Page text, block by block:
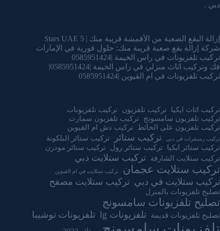
دبي .
إزالة البقع الصعبة من الأقمشة قريبة منك | 5 Stars UAE
شركة إزالة بقع صعبة قريبة منك: حلول فورية في الإمارات
تركيب تلفزيونات في راس الخيمة |0585951424
فك وتركيب اثاث منزلي في راس الخيمة |0585951424|
تركيب تلفزيونات في ام القيوين |0585951424
تركيب اثاث ايكيا تركيب تلفزيون
تركيب تلفزيونات
تركيب تلفزيون سامسونج
تركيب تلفزيون سمارت
تركيب تلفزيون على الحائط
تركيب دش ام القيوين
تركيب رسيفرات في دبي تركيب ستائر
تركيب ستائر البلكونة
تركيب ستائر ايكيا
تركيب ستائر رول
تركيب ستائر مودرن
تركيب ستلايت الشارقة
تركيب ستلايت دبي
تركيب ستلايت عجمان تركيب ستلايت في ام القيوين
تركيب ستلايت في دبي تركيب ستلايت مصفح
تصليح تلفزيونات بالمنزل
تصليح تلفزيونات سامسونج
تصليح تلفزيونات قديمة تلفزيونات lg تلفزيونات توشيبا